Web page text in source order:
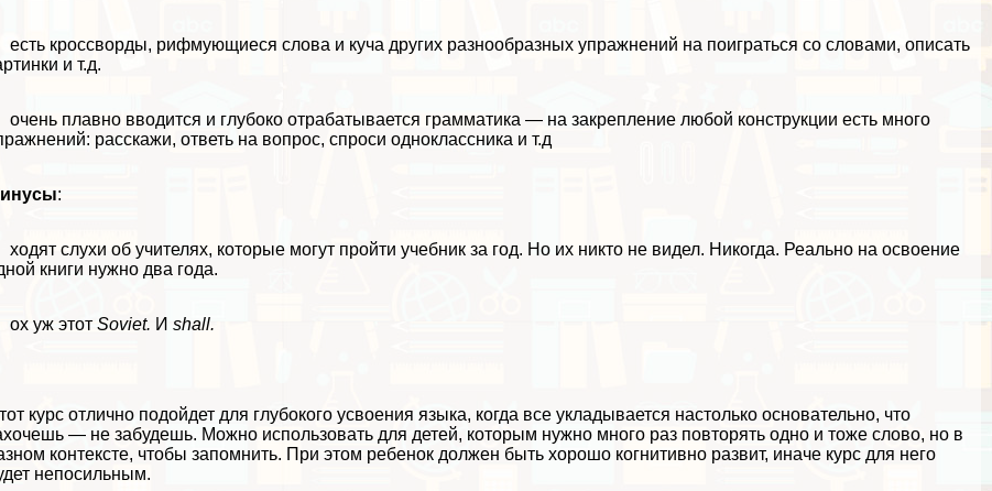
кроссворды, рифмующиеся слова и куча других разнообразных упражнений на поиграться со словами, описать
и т.д.
плавно вводится и глубоко отpaбатывается грамматика — на закрепление любой конструкции есть много
расскажи, ответь на вопрос, спроси одноклассника и т.д
:
слухи об учителях, которые могут пройти учебник за год. Но их никто не видел. Никогда. Реально на освоение
книги нужно два года.
уж этотSoviet. И shall.
курс отлично подойдет для глубокого усвоения языка, когда все укладывается настолько основательно, что
— не забудешь. Можно использовать для детей, которым нужно много раз повторять одно и тоже слово, но в
контексте, чтобы запомнить. При этом ребенок должен быть хорошо когнитивно развит, иначе курс для него
непосильным.